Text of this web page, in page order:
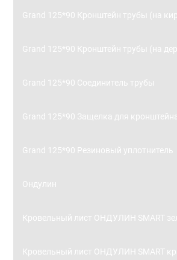
Grand 125*90 Кронштейн трубы (на
Grand 125*90 Кронштейн трубы (на
Grand 125*90 Соединитель трубы
Grand 125*90 Защелка для кронштейна
Grand 125*90 Резиновый уплотнитель
Ондулин
Кровельный лист ОНДУЛИН SMART
Кровельный лист ОНДУЛИН SMART